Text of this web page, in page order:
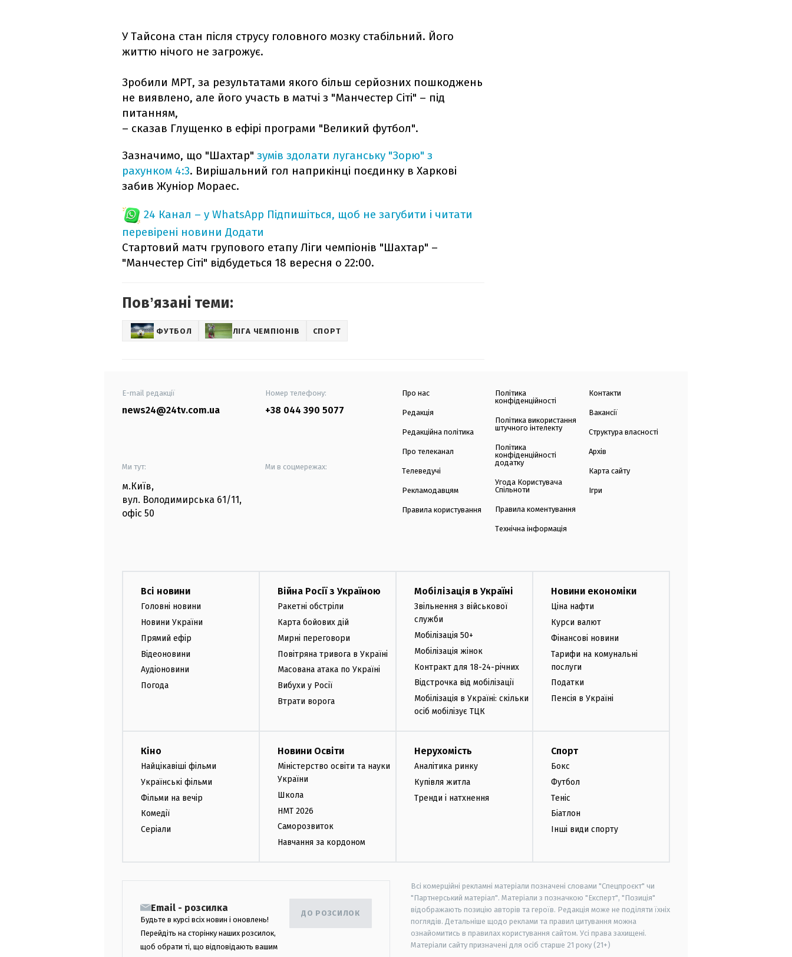
У Тайсона стан після струсу головного мозку стабільний. Його
життю нічого не загрожує.
Зробили МРТ, за результатами якого більш серйозних пошкоджень
не виявлено, але його участь в матчі з "Манчестер Сіті" – під
питанням,
– сказав Глущенко в ефірі програми "Великий футбол".
Зазначимо, що "Шахтар" зумів здолати луганську "Зорю" з
рахунком 4:3. Вирішальний гол наприкінці поєдинку в Харкові
забив Жуніор Мораес.
24 Канал – у WhatsApp Підпишіться, щоб не загубити і читати
перевірені новини Додати
Стартовий матч групового етапу Ліги чемпіонів "Шахтар" –
"Манчестер Сіті" відбудеться 18 вересня о 22:00.
Повʼязані теми:
ФУТБОЛ ЛІГА ЧЕМПІОНІВ СПОРТ
E-mail редакції
news24@24tv.com.ua
Номер телефону:
+38 044 390 5077
Ми тут:
м.Київ,
вул. Володимирська 61/11,
офіс 50
Ми в соцмережах:
Про нас
Редакція
Редакційна політика
Про телеканал
Телеведучі
Рекламодавцям
Правила користування
Політика
конфіденційності
Політика використання
штучного інтелекту
Політика
конфіденційності
додатку
Угода Користувача
Спільноти
Правила коментування
Технічна інформація
Контакти
Вакансії
Структура власності
Архів
Карта сайту
Ігри
Всі новини
Головні новини
Новини України
Прямий ефір
Відеоновини
Аудіоновини
Погода
Війна Росії з Україною
Ракетні обстріли
Карта бойових дій
Мирні переговори
Повітряна тривога в Україні
Масована атака по Україні
Вибухи у Росії
Втрати ворога
Мобілізація в Україні
Звільнення з військової
служби
Мобілізація 50+
Мобілізація жінок
Контракт для 18-24-річних
Відстрочка від мобілізації
Мобілізація в Україні: скільки
осіб мобілізує ТЦК
Новини економіки
Ціна нафти
Курси валют
Фінансові новини
Тарифи на комунальні
послуги
Податки
Пенсія в Україні
Кіно
Найцікавіші фільми
Українські фільми
Фільми на вечір
Комедії
Серіали
Новини Освіти
Міністерство освіти та науки
України
Школа
НМТ 2026
Саморозвиток
Навчання за кордоном
Нерухомість
Аналітика ринку
Купівля житла
Тренди і натхнення
Спорт
Бокс
Футбол
Теніс
Біатлон
Інші види спорту
Email - розсилка
Будьте в курсі всіх новин і оновлень!
Перейдіть на сторінку наших розсилок,
щоб обрати ті, що відповідають вашим
ДО РОЗСИЛОК
Всі комерційні рекламні матеріали позначені словами "Спецпроєкт" чи
"Партнерський матеріал". Матеріали з позначкою "Експерт", "Позиція"
відображають позицію авторів та героїв. Редакція може не поділяти їхніх
поглядів. Детальніше щодо реклами та правил цитування можна
ознайомитись в правилах користування сайтом. Усі права захищені.
Матеріали сайту призначені для осіб старше 21 року (21+)